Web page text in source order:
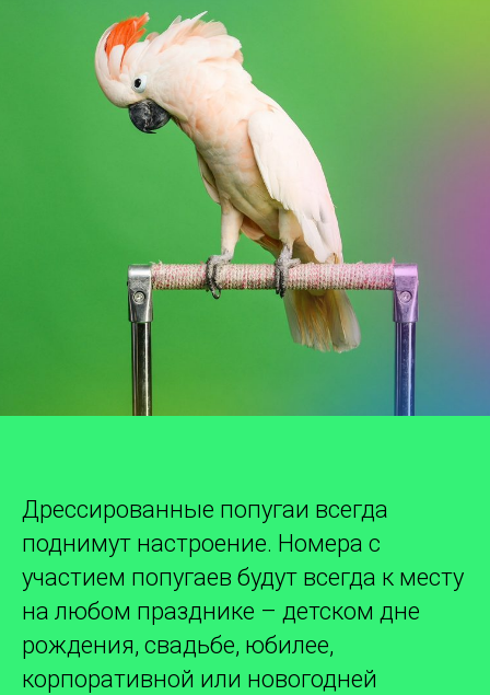
Дрессированные попугаи всегда
поднимут настроение. Номера с
участием попугаев будут всегда к месту
на любом празднике – детском дне
рождения, свадьбе, юбилее,
корпоративной или новогодней